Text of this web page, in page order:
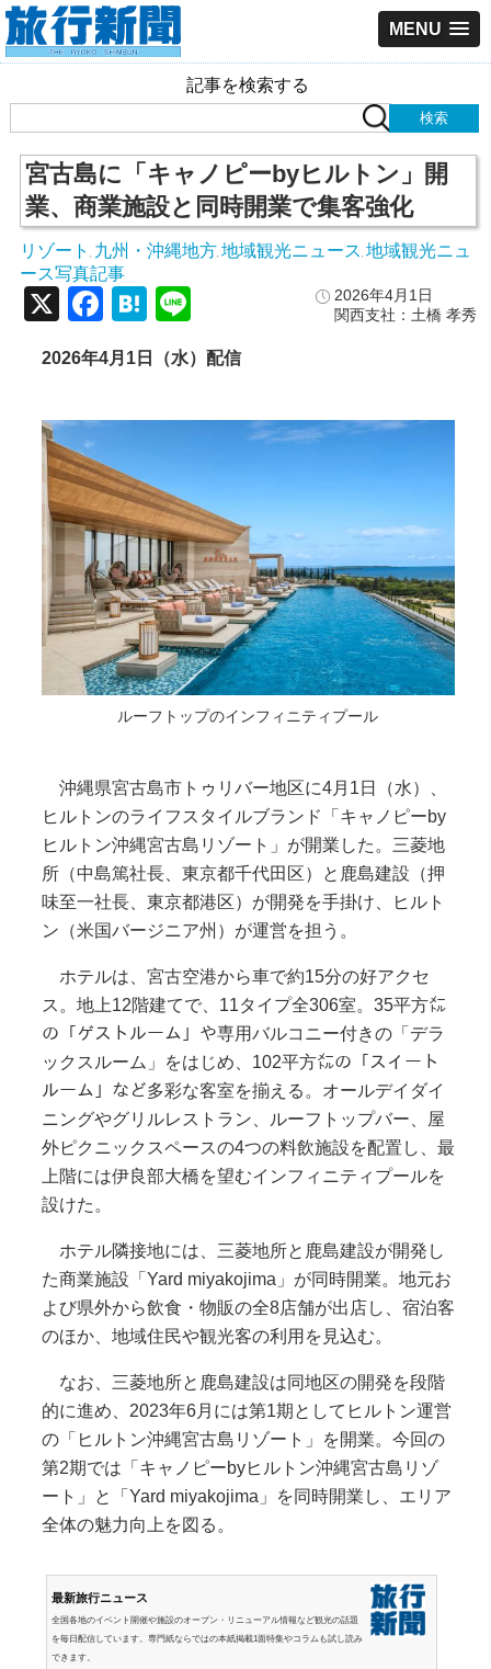
MENU
記事を検索する
宮古島に「キャノピーbyヒルトン」開
業、商業施設と同時開業で集客強化
リゾート 九州・沖縄地方 地域観光ニュース 地域観光ニュ
ース写真記事
2026年4月1日
関西支社：土橋 孝秀
X Facebook
Hatena
2026年4月1日（水）配信
ルーフトップのインフィニティプール
沖縄県宮古島市トゥリバー地区に4月1日（水）、
ヒルトンのライフスタイルブランド「キャノピーby
ヒルトン沖縄宮古島リゾート」が開業した。三菱地
所（中島篤社長、東京都千代田区）と鹿島建設（押
味至一社長、東京都港区）が開発を手掛け、ヒルト
ン（米国バージニア州）が運営を担う。
ホテルは、宮古空港から車で約15分の好アクセ
ス。地上12階建てで、11タイプ全306室。35平方㍍
の「ゲストルーム」や専用バルコニー付きの「デラ
ックスルーム」をはじめ、102平方㍍の「スイート
ルーム」など多彩な客室を揃える。オールデイダイ
ニングやグリルレストラン、ルーフトップバー、屋
外ピクニックスペースの4つの料飲施設を配置し、最
上階には伊良部大橋を望むインフィニティプールを
設けた。
ホテル隣接地には、三菱地所と鹿島建設が開発し
た商業施設「Yard miyakojima」が同時開業。地元お
よび県外から飲食・物販の全8店舗が出店し、宿泊客
のほか、地域住民や観光客の利用を見込む。
なお、三菱地所と鹿島建設は同地区の開発を段階
的に進め、2023年6月には第1期としてヒルトン運営
の「ヒルトン沖縄宮古島リゾート」を開業。今回の
第2期では「キャノピーbyヒルトン沖縄宮古島リゾ
ート」と「Yard miyakojima」を同時開業し、エリア
全体の魅力向上を図る。
最新旅行ニュース
全国各地のイベント開催や施設のオープン・リニューアル情報など観光の話題
を毎日配信しています。専門紙ならではの本紙掲載1面特集やコラムも試し読み
できます。